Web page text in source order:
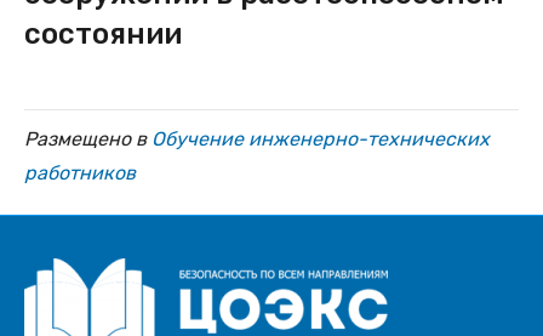
состоянии
Размещено в Обучение инженерно-технических
работников